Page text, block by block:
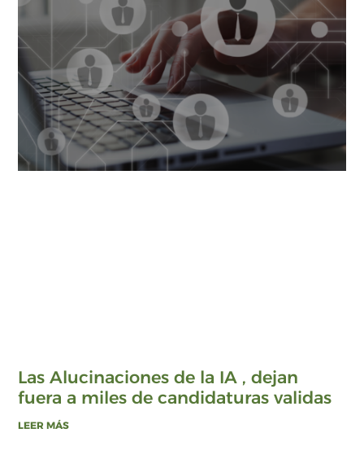
Las Alucinaciones de la IA , dejan
fuera a miles de candidaturas validas
LEER MÁS